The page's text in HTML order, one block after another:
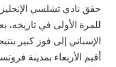
حقق نادي تشلسي
للمرة الأولى في تاريخه،
أقيم الأربعاء بمدينة